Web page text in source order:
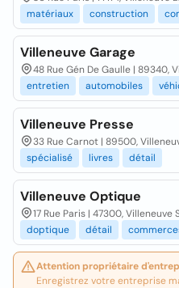
matériaux
construction
Villeneuve Garage
48 Rue Gén De Gaulle | 89340,
entretien
automobiles
Villeneuve Presse
33 Rue Carnot | 89500,
spécialisé
livres détail
Villeneuve Optique
17 Rue Paris | 47300, Villeneuve
doptique
détail
Attention propriétaire
Enregistrez votre entreprise